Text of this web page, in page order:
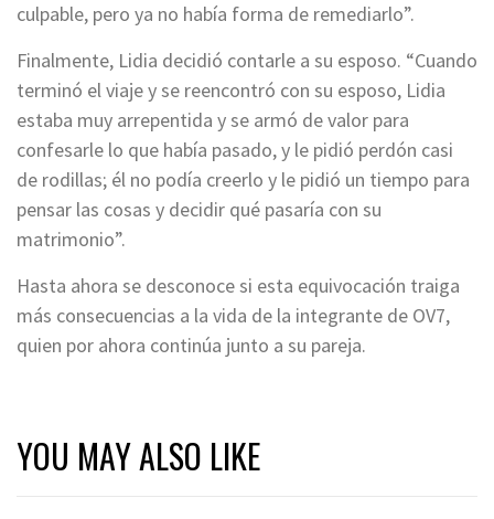
culpable, pero ya no había forma de remediarlo”.
Finalmente, Lidia decidió contarle a su esposo. “Cuando
terminó el viaje y se reencontró con su esposo, Lidia
estaba muy arrepentida y se armó de valor para
confesarle lo que había pasado, y le pidió perdón casi
de rodillas; él no podía creerlo y le pidió un tiempo para
pensar las cosas y decidir qué pasaría con su
matrimonio”.
Hasta ahora se desconoce si esta equivocación traiga
más consecuencias a la vida de la integrante de OV7,
quien por ahora continúa junto a su pareja.
YOU MAY ALSO LIKE